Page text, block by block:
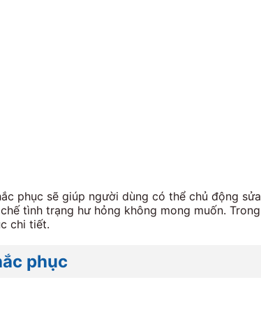
phục sẽ giúp người dùng có thể chủ động
tình trạng hư hỏng không mong muốn.
chi tiết.
phục